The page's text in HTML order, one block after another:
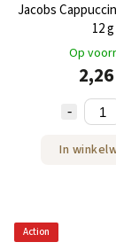
Jacobs
12 g
Op
In
Action